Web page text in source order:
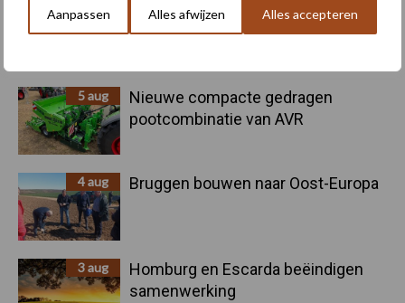
Aanpassen Alles afwijzen Alles accepteren
5 aug
Oogst biologische aardappelen in
volle gang
5 aug
Nieuwe compacte gedragen
pootcombinatie van AVR
4 aug Bruggen bouwen naar Oost-Europa
3 aug
Homburg en Escarda beëindigen
samenwerking